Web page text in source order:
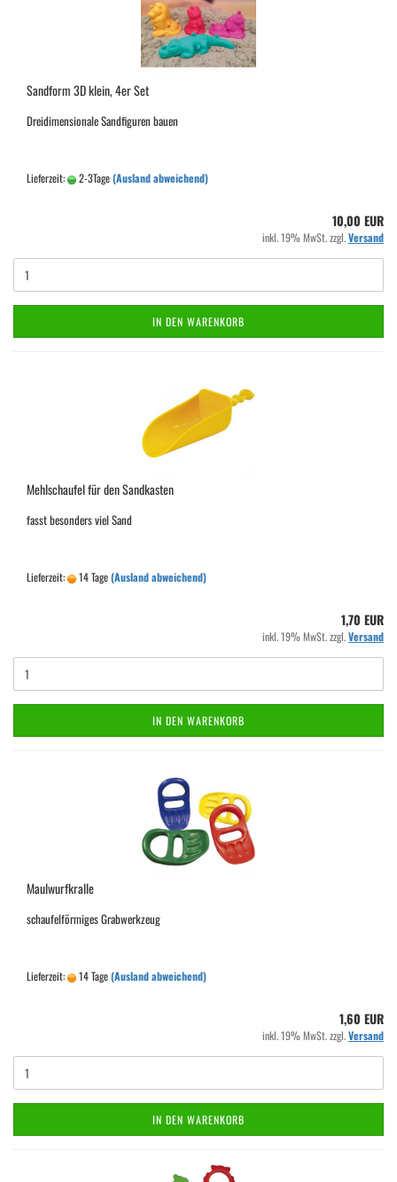
Sandform 3D klein, 4er Set
Dreidimensionale Sandfiguren bauen
Lieferzeit: 2-3Tage(Ausland abweichend)
10,00 EUR
inkl. 19% MwSt. zzgl.Versand
IN DEN WARENKORB
Mehlschaufel für den Sandkasten
fasst besonders viel Sand
Lieferzeit: 14 Tage(Ausland abweichend)
1,70 EUR
inkl. 19% MwSt. zzgl.Versand
IN DEN WARENKORB
Maulwurfkralle
schaufelförmiges Grabwerkzeug
Lieferzeit: 14 Tage(Ausland abweichend)
1,60 EUR
inkl. 19% MwSt. zzgl.Versand
IN DEN WARENKORB